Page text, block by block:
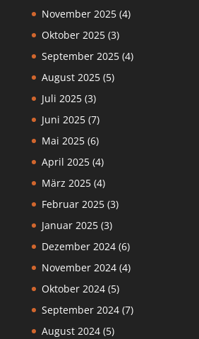
November 2025(4)
Oktober 2025(3)
September 2025(4)
August 2025(5)
Juli 2025(3)
Juni 2025(7)
Mai 2025(6)
April 2025(4)
März 2025(4)
Februar 2025(3)
Januar 2025(3)
Dezember 2024(6)
November 2024(4)
Oktober 2024(5)
September 2024(7)
August 2024(5)